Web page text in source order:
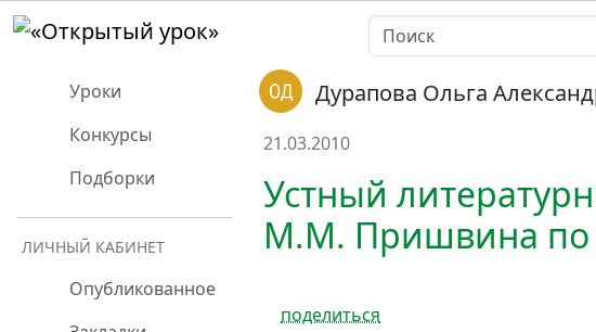
Уроки
Конкурсы
Подборки
ЛИЧНЫЙ КАБИНЕТ
Опубликованное
Дурапова Ольга
21.03.2010
Устный
М.М. Пришвина по
поделиться